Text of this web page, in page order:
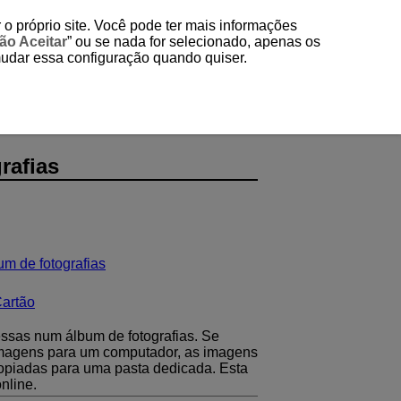
de fotografias
num álbum de fotografias. Se
para um computador, as imagens
para uma pasta dedicada. Esta
próprio site. Você pode ter mais informações
Aceitar” ou se nada for selecionado, apenas os
essa configuração quando quiser.